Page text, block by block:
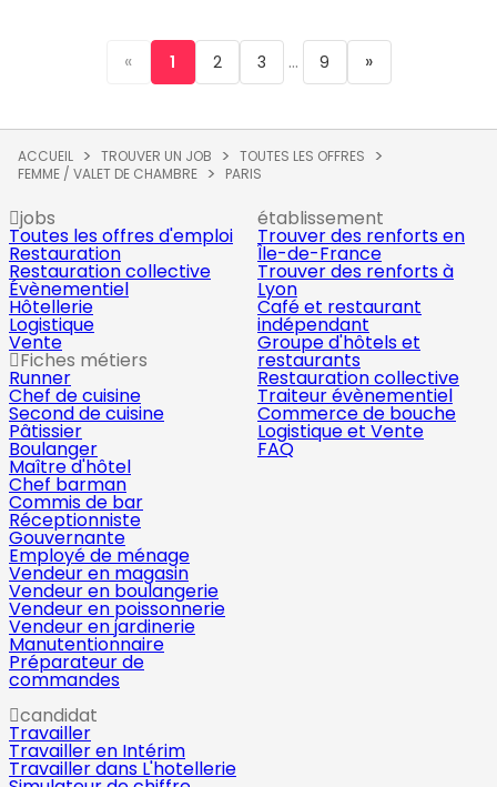
« 1 2 3 ... 9 »
ACCUEIL TROUVER UN JOB
TOUTES LES OFFRES
FEMME / VALET DE CHAMBRE
PARIS
jobs
Toutes les offres d'emploi
Restauration
Restauration collective
Évènementiel
Hôtellerie
Logistique
Vente
Fiches métiers
Runner
Chef de cuisine
Second de cuisine
Pâtissier
Boulanger
Maître d'hôtel
Chef barman
Commis de bar
Réceptionniste
Gouvernante
Employé de ménage
Vendeur en magasin
Vendeur en boulangerie
Vendeur en poissonnerie
Vendeur en jardinerie
Manutentionnaire
Préparateur de
commandes
établissement
Trouver des renforts en
Île-de-France
Trouver des renforts à
Lyon
Café et restaurant
indépendant
Groupe d'hôtels et
restaurants
Restauration collective
Traiteur évènementiel
Commerce de bouche
Logistique et Vente
FAQ
candidat
Travailler
Travailler en Intérim
Travailler dans L'hotellerie